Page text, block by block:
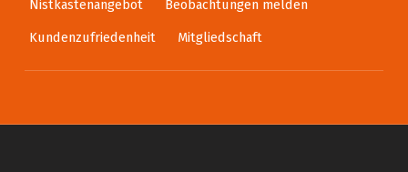
Nistkastenangebot
Beobachtungen melden
Kundenzufriedenheit
Mitgliedschaft